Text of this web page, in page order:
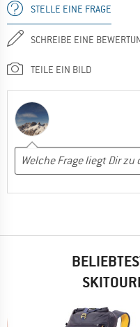
STELLE EINE FRAGE
SCHREIBE EINE
TEILE EIN BILD